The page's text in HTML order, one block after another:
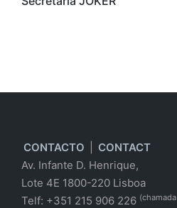
CONTACTO
CONTACT
Av. Infante D. Henrique,
Lote 4E 1800-220 Lisboa
Telf: +351 215 906 226 (chamada